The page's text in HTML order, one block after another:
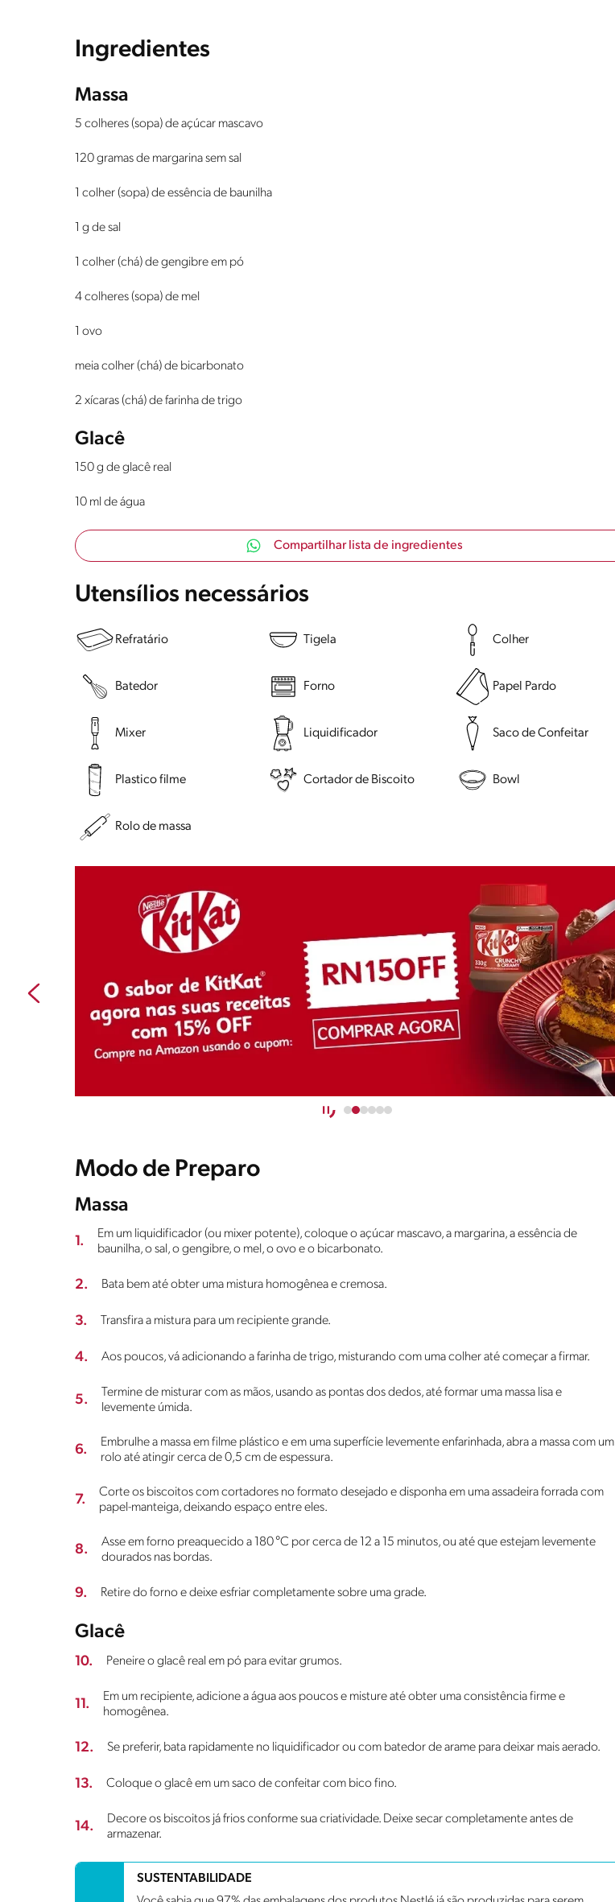
Ingredientes
Massa
5 colheres (sopa) de açúcar mascavo
120 gramas de margarina sem sal
1 colher (sopa) de essência de baunilha
1 g de sal
1 colher (chá) de gengibre em pó
4 colheres (sopa) de mel
1 ovo
meia colher (chá) de bicarbonato
2 xícaras (chá) de farinha de trigo
Glacê
150 g de glacê real
10 ml de água
Compartilhar lista de ingredientes
Utensílios necessários
Refratário Tigela Colher
Batedor Forno Papel Pardo
Mixer Liquidificador Saco de Confeitar
Plastico filme Cortador de Biscoito Bowl
Rolo de massa
Modo de Preparo
Massa
1.
Em um liquidificador (ou mixer potente), coloque o açúcar mascavo, a margarina, a essência de
baunilha, o sal, o gengibre, o mel, o ovo e o bicarbonato.
2. Bata bem até obter uma mistura homogênea e cremosa.
3. Transfira a mistura para um recipiente grande.
4. Aos poucos, vá adicionando a farinha de trigo, misturando com uma colher até começar a firmar.
5.
Termine de misturar com as mãos, usando as pontas dos dedos, até formar uma massa lisa e
levemente úmida.
6.
Embrulhe a massa em filme plástico e em uma superfície levemente enfarinhada, abra a massa com um
rolo até atingir cerca de 0,5 cm de espessura.
7.
Corte os biscoitos com cortadores no formato desejado e disponha em uma assadeira forrada com
papel-manteiga, deixando espaço entre eles.
8.
Asse em forno preaquecido a 180 °C por cerca de 12 a 15 minutos, ou até que estejam levemente
dourados nas bordas.
9. Retire do forno e deixe esfriar completamente sobre uma grade.
Glacê
10. Peneire o glacê real em pó para evitar grumos.
11.
Em um recipiente, adicione a água aos poucos e misture até obter uma consistência firme e
homogênea.
12. Se preferir, bata rapidamente no liquidificador ou com batedor de arame para deixar mais aerado.
13. Coloque o glacê em um saco de confeitar com bico fino.
14.
Decore os biscoitos já frios conforme sua criatividade. Deixe secar completamente antes de
armazenar.
SUSTENTABILIDADE